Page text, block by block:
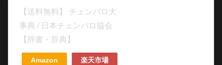
【送料無料】 チェンバロ大
事典 / 日本チェンバロ協会
【辞書・辞典】
Amazon 楽天市場